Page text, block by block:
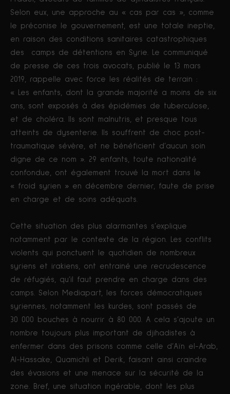
Selon eux, une approche au « cas par cas », comme
le préconise le gouvernement, est une totale ineptie,
en raison des conditions sanitaires catastrophiques
des camps de détentions en Syrie. Le communiqué
de presse de ces trois avocats, publié le 13 mars
2019, rappelle avec force les réalités de terrain :
« Les enfants, dont la grande majorité a moins de six
ans, sont exposés à des épidémies de tuberculose,
et de choléra. Ils sont malnutris, et presque tous
atteints de dysenterie. Ils souffrent de choc post-
traumatique sévère, et ne bénéficient d’aucun soin
digne de ce nom ». 29 enfants, toute nationalité
confondue, ont également trouvé la mort dans le
« froid syrien » en décembre dernier, faute de prise
en charge et de soins adéquats.
Cette situation des plus alarmantes s’explique
notamment par le contexte de la région. Les conflits
violents qui ponctuent le quotidien de nombreux
syriens et irakiens, ont entrainé une recrudescence
de réfugiés, qu’il faut prendre en charge dans des
camps. Selon Mediapart, les forces démocratiques
syriennes, notamment les kurdes, sont passés de
30 000 bouches à nourrir à 80 000. A cela s’ajoute un
nombre toujours plus important de djihadistes à
enfermer dans des prisons comme celle d’Aïn el-Arab,
Al-Hassake, Quamichli et Derik, faisant ainsi craindre
des évasions et une menace sur la sécurité de la
zone. Bref, une situation ingérable, dont les plus